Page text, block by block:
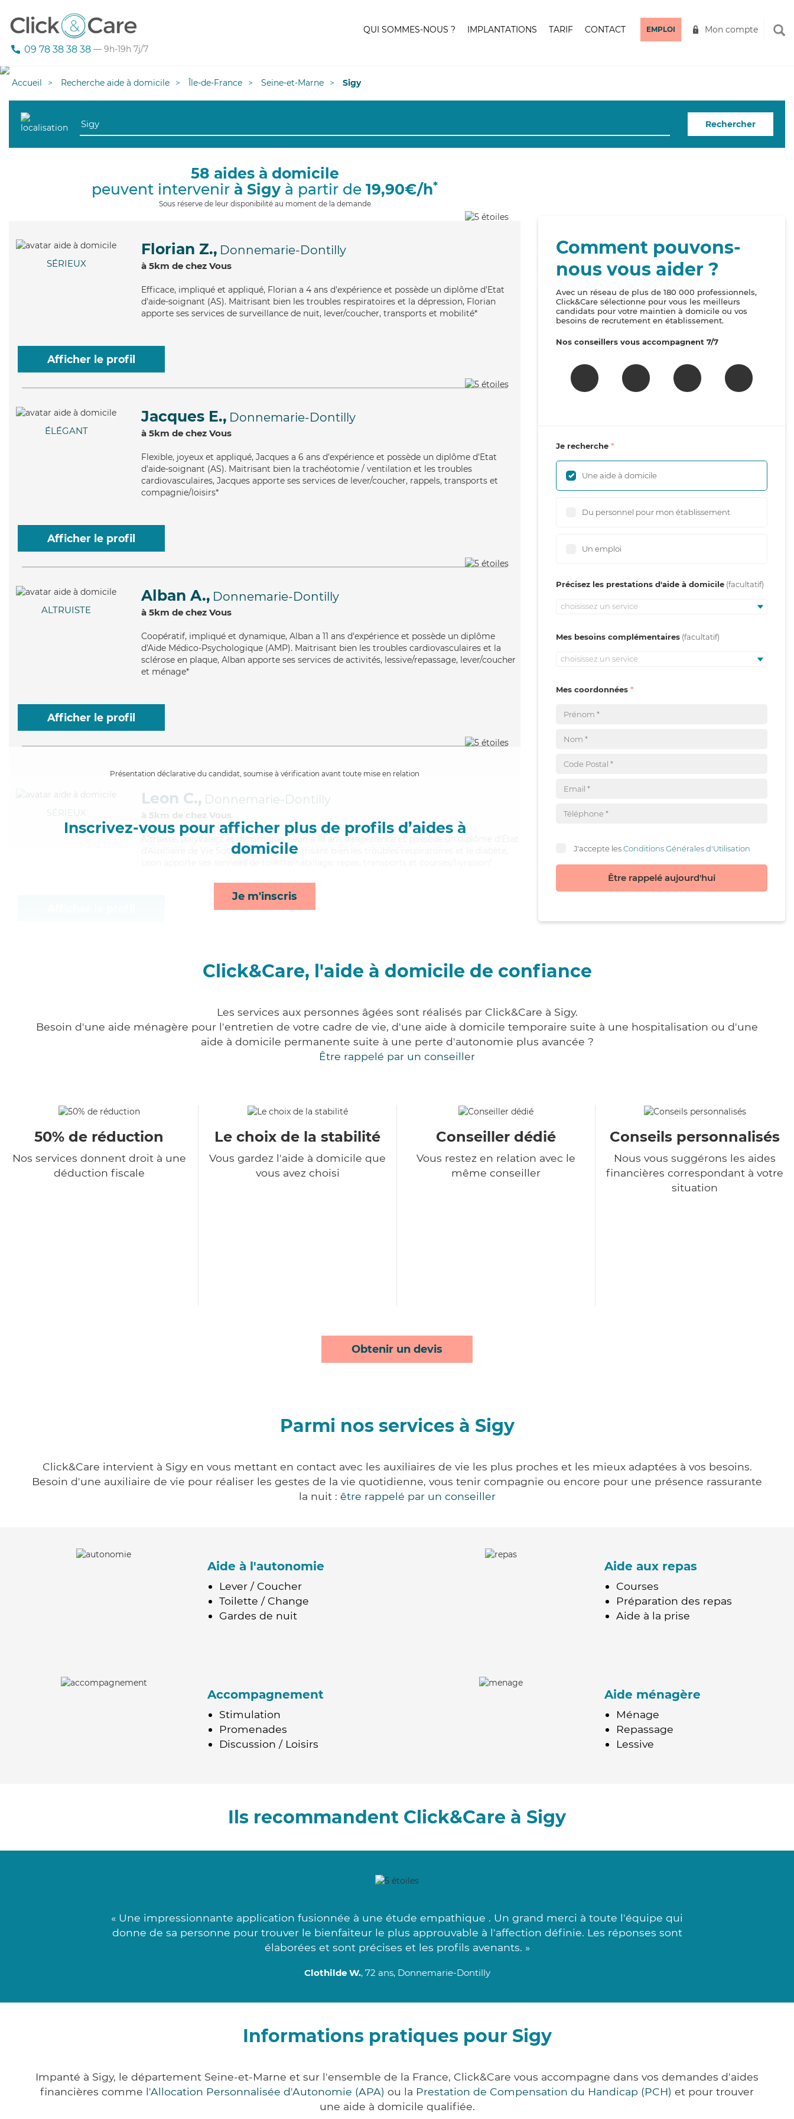
09 78 38 38 38 — 9h-19h 7j/7
QUI SOMMES-NOUS ? IMPLANTATIONS TARIF CONTACT EMPLOI Mon compte
Accueil Recherche aide à domicile Île-de-France Seine-et-Marne Sigy
Rechercher
58 aides à domicile
peuvent intervenir à Sigy à partir de 19,90€/h*
Sous réserve de leur disponibilité au moment de la demande
SÉRIEUX
Florian Z., Donnemarie-Dontilly
à 5km de chez Vous
Efficace, impliqué et appliqué, Florian a 4 ans d'expérience et possède un diplôme d'Etat
d'aide-soignant (AS). Maitrisant bien les troubles respiratoires et la dépression, Florian
apporte ses services de surveillance de nuit, lever/coucher, transports et mobilité*
Afficher le profil
ÉLÉGANT
Jacques E., Donnemarie-Dontilly
à 5km de chez Vous
Flexible, joyeux et appliqué, Jacques a 6 ans d'expérience et possède un diplôme d'Etat
d'aide-soignant (AS). Maitrisant bien la trachéotomie / ventilation et les troubles
cardiovasculaires, Jacques apporte ses services de lever/coucher, rappels, transports et
compagnie/loisirs*
Afficher le profil
ALTRUISTE
Alban A., Donnemarie-Dontilly
à 5km de chez Vous
Coopératif, impliqué et dynamique, Alban a 11 ans d'expérience et possède un diplôme
d'Aide Médico-Psychologique (AMP). Maitrisant bien les troubles cardiovasculaires et la
sclérose en plaque, Alban apporte ses services de activités, lessive/repassage, lever/coucher
et ménage*
Afficher le profil
Présentation déclarative du candidat, soumise à vérification avant toute mise en relation
Inscrivez-vous pour afficher plus de profils d’aides à
domicile
Je m'inscris
SÉRIEUX
Leon C., Donnemarie-Dontilly
à 5km de chez Vous
, polyvalent et dynamique, Leon a 18 ans d'expérience et possède un diplôme d'État
d'Auxiliaire de Vie Sociale (DEAVS). Maitrisant bien les troubles respiratoires et le diabète,
Comment pouvons-
nous vous aider ?
Avec un réseau de plus de 180 000 professionnels,
Click&Care sélectionne pour vous les meilleurs
candidats pour votre maintien à domicile ou vos
besoins de recrutement en établissement.
Nos conseillers vous accompagnent 7/7
Je recherche
Une aide à domicile
Du personnel pour mon établissement
Un emploi
Précisez les prestations d'aide à domicile
choisissez un service
Mes besoins complémentaires
choisissez un service
Mes coordonnées
J'accepte lesConditions Générales d'Utilisation
Être rappelé aujourd'hui
Click&Care, l'aide à domicile de confiance
Les services aux personnes âgées sont réalisés par Click&Care à Sigy.
Besoin d'une aide ménagère pour l'entretien de votre cadre de vie, d'une aide à domicile temporaire suite à une hospitalisation ou d'une
aide à domicile permanente suite à une perte d'autonomie plus avancée ?
Être rappelé par un conseiller
50% de réduction
Nos services donnent droit à une
déduction fiscale
Le choix de la stabilité
Vous gardez l'aide à domicile que
vous avez choisi
Conseiller dédié
Vous restez en relation avec le
même conseiller
Conseils personnalisés
Nous vous suggérons les aides
financières correspondant à votre
situation
Obtenir un devis
Parmi nos services à Sigy
Click&Care intervient à Sigy en vous mettant en contact avec les auxiliaires de vie les plus proches et les mieux adaptées à vos besoins.
Besoin d'une auxiliaire de vie pour réaliser les gestes de la vie quotidienne, vous tenir compagnie ou encore pour une présence rassurante
la nuit : être rappelé par un conseiller
Aide à l'autonomie
Lever / Coucher
Toilette / Change
Gardes de nuit
Aide aux repas
Courses
Préparation des repas
Aide à la prise
Accompagnement
Stimulation
Promenades
Discussion / Loisirs
Aide ménagère
Ménage
Repassage
Lessive
Ils recommandent Click&Care à Sigy
« Une impressionnante application fusionnée à une étude empathique . Un grand merci à toute l'équipe qui
donne de sa personne pour trouver le bienfaiteur le plus approuvable à l'affection définie. Les réponses sont
élaborées et sont précises et les profils avenants. »
Clothilde W., 72 ans, Donnemarie-Dontilly
Informations pratiques pour Sigy
Impanté à Sigy, le département Seine-et-Marne et sur l'ensemble de la France, Click&Care vous accompagne dans vos demandes d'aides
financières comme l'Allocation Personnalisée d'Autonomie (APA) ou la Prestation de Compensation du Handicap (PCH) et pour trouver
une aide à domicile qualifiée.